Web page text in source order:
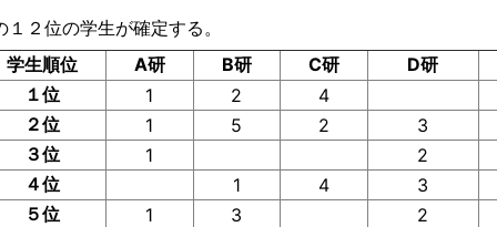
２位の学生が確定する。
学生順位
A研 B研 C研 D研
１位
1 2 4
２位
1 5 2 3
３位
1 2
４位
1 4 3
５位
1 3
2